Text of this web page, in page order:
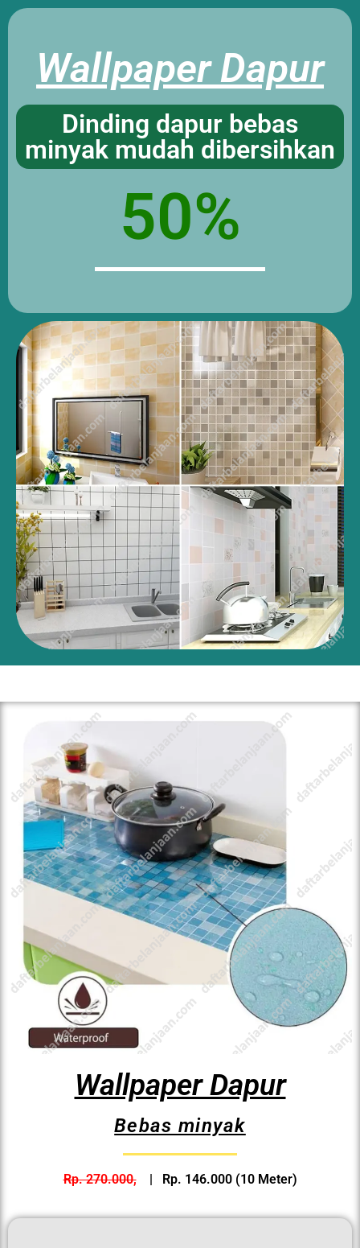
Wallpaper Dapur
Dinding dapur bebas
minyak mudah dibersihkan
50%
Wallpaper Dapur
Bebas minyak
Rp. 270.000,| Rp. 146.000 (10 Meter)